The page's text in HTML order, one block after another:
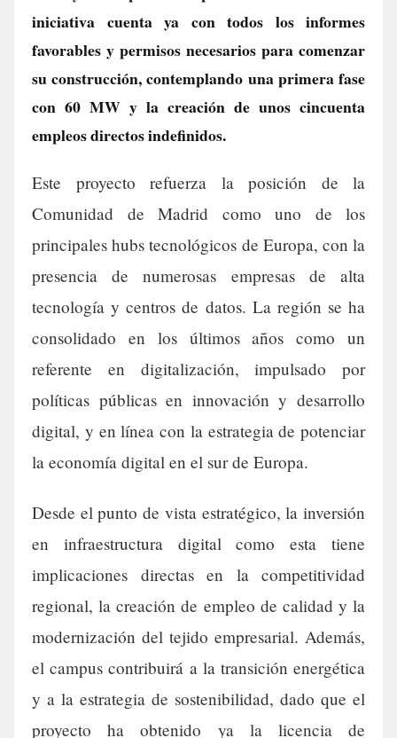
iniciativa cuenta ya con todos los informes
favorables y permisos necesarios para comenzar
su construcción, contemplando una primera fase
con 60 MW y la creación de unos cincuenta
empleos directos indefinidos.
Este proyecto refuerza la posición de la
Comunidad de Madrid como uno de los
principales hubs tecnológicos de Europa, con la
presencia de numerosas empresas de alta
tecnología y centros de datos. La región se ha
consolidado en los últimos años como un
referente en digitalización, impulsado por
políticas públicas en innovación y desarrollo
digital, y en línea con la estrategia de potenciar
la economía digital en el sur de Europa.
Desde el punto de vista estratégico, la inversión
en infraestructura digital como esta tiene
implicaciones directas en la competitividad
regional, la creación de empleo de calidad y la
modernización del tejido empresarial. Además,
el campus contribuirá a la transición energética
y a la estrategia de sostenibilidad, dado que el
proyecto ha obtenido ya la licencia de